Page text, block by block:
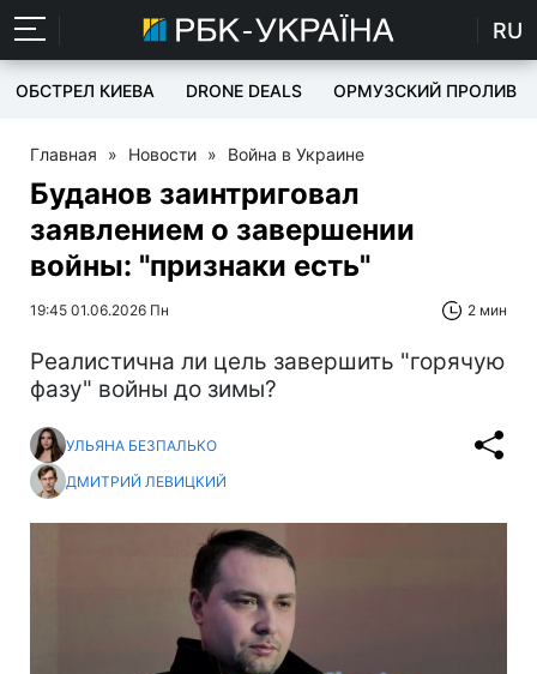
RU
ОБСТРЕЛ КИЕВА DRONE DEALS ОРМУЗСКИЙ ПРОЛИВ
Главная » Новости » Война в Украине
Буданов заинтриговал
заявлением о завершении
войны: "признаки есть"
19:45 01.06.2026 Пн 2 мин
Реалистична ли цель завершить "горячую
фазу" войны до зимы?
УЛЬЯНА БЕЗПАЛЬКО
ДМИТРИЙ ЛЕВИЦКИЙ